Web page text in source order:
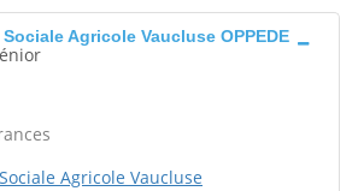
Agricole Vaucluse OPPEDE
Agricole Vaucluse